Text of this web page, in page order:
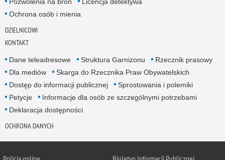
Ochrona osób i mienia
DZIELNICOWI
KONTAKT
Dane teleadresowe Struktura Garnizonu
Rzecznik prasowy
Dla mediów
Skarga do Rzecznika Praw Obywatelskich
Dostęp do informacji publicznej
Sprostowania i polemiki
Petycje
Informacje dla osób ze szczególnymi potrzebami
Deklaracja dostępności
OCHRONA DANYCH